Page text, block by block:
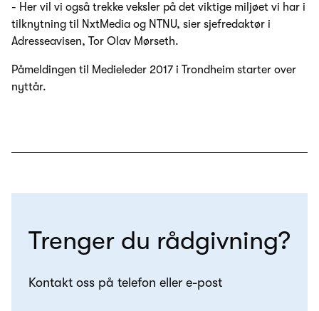
- Her vil vi også trekke veksler på det viktige miljøet vi har i
tilknytning til NxtMedia og NTNU, sier sjefredaktør i
Adresseavisen, Tor Olav Mørseth.
Påmeldingen til Medieleder 2017 i Trondheim starter over
nyttår.
Trenger du rådgivning?
Kontakt oss på telefon eller e-post